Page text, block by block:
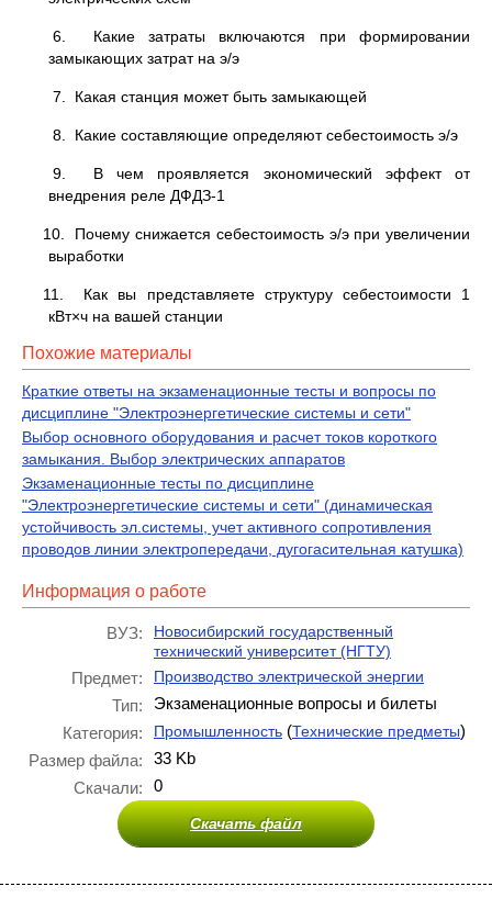
6. Какие затраты включаются при формировании
замыкающих затрат на э/э
7. Какая станция может быть замыкающей
8. Какие составляющие определяют себестоимость э/э
9. В чем проявляется экономический эффект от
внедрения реле ДФДЗ-1
10. Почему снижается себестоимость э/э при увеличении
выработки
11. Как вы представляете структуру себестоимости 1
кВт×ч на вашей станции
Похожие материалы
Краткие ответы на экзаменационные тесты и вопросы по
дисциплине "Электроэнергетические системы и сети"
Выбор основного оборудования и расчет токов короткого
замыкания. Выбор электрических аппаратов
Экзаменационные тесты по дисциплине
"Электроэнергетические системы и сети" (динамическая
устойчивость эл.системы, учет активного сопротивления
проводов линии электропередачи, дугогасительная катушка)
Информация о работе
ВУЗ:
Новосибирский государственный
технический университет (НГТУ)
Предмет: Производство электрической энергии
Тип:
Экзаменационные вопросы и билеты
Категория:
Промышленность (Технические предметы)
Размер файла:
33 Kb
Скачали:
0
Скачать файл